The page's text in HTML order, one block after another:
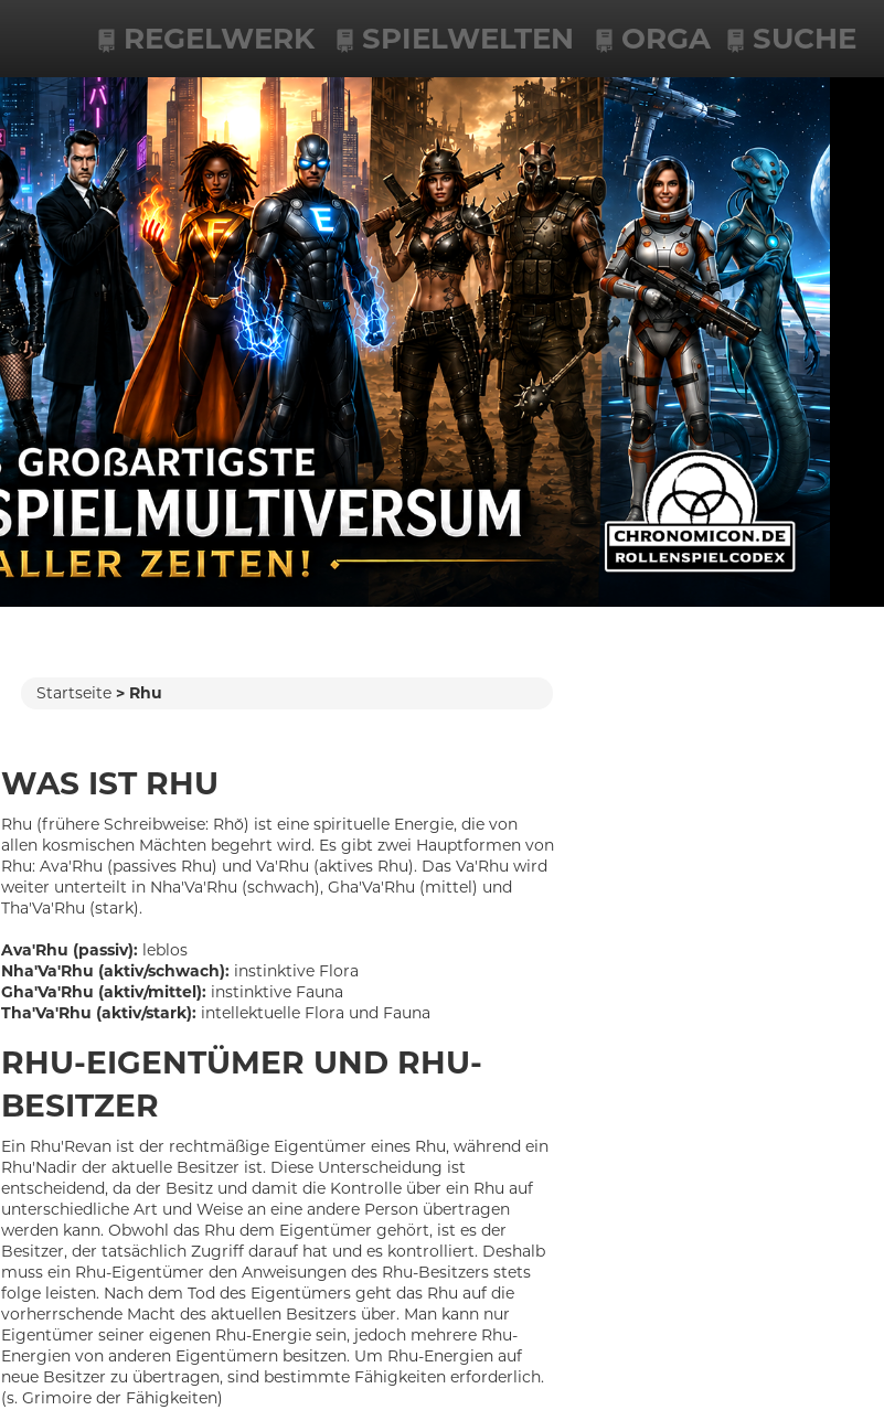
REGELWERK SPIELWELTEN ORGA SUCHE
Startseite Rhu
WAS IST RHU
Rhu (frühere Schreibweise: Rhǒ) ist eine spirituelle Energie, die von
allen kosmischen Mächten begehrt wird. Es gibt zwei Hauptformen von
Rhu: Ava'Rhu (passives Rhu) und Va'Rhu (aktives Rhu). Das Va'Rhu wird
weiter unterteilt in Nha'Va'Rhu (schwach), Gha'Va'Rhu (mittel) und
Tha'Va'Rhu (stark).
Ava'Rhu (passiv): leblos
Nha'Va'Rhu (aktiv/schwach): instinktive Flora
Gha'Va'Rhu (aktiv/mittel): instinktive Fauna
Tha'Va'Rhu (aktiv/stark): intellektuelle Flora und Fauna
RHU-EIGENTÜMER UND RHU-
BESITZER
Ein Rhu'Revan ist der rechtmäßige Eigentümer eines Rhu, während ein
Rhu'Nadir der aktuelle Besitzer ist. Diese Unterscheidung ist
entscheidend, da der Besitz und damit die Kontrolle über ein Rhu auf
unterschiedliche Art und Weise an eine andere Person übertragen
werden kann. Obwohl das Rhu dem Eigentümer gehört, ist es der
Besitzer, der tatsächlich Zugriff darauf hat und es kontrolliert. Deshalb
muss ein Rhu-Eigentümer den Anweisungen des Rhu-Besitzers stets
folge leisten. Nach dem Tod des Eigentümers geht das Rhu auf die
vorherrschende Macht des aktuellen Besitzers über. Man kann nur
Eigentümer seiner eigenen Rhu-Energie sein, jedoch mehrere Rhu-
Energien von anderen Eigentümern besitzen. Um Rhu-Energien auf
neue Besitzer zu übertragen, sind bestimmte Fähigkeiten erforderlich.
(s. Grimoire der Fähigkeiten)